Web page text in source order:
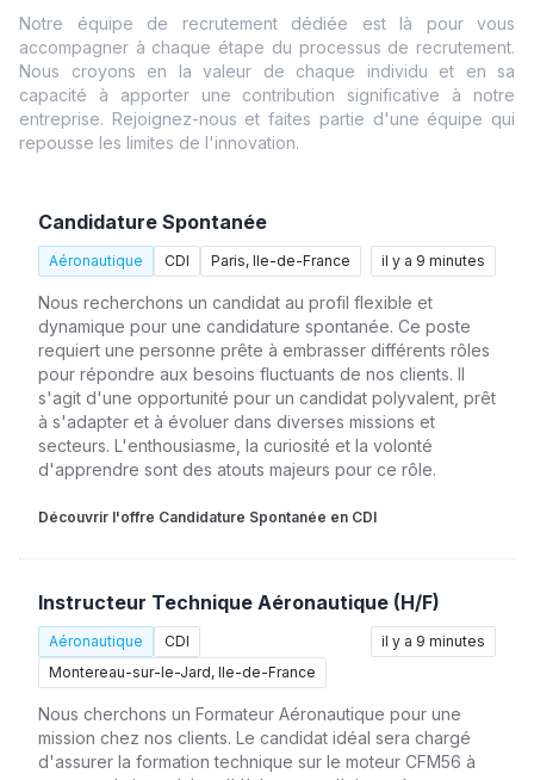
Notre équipe de recrutement dédiée est là pour vous
accompagner à chaque étape du processus de recrutement.
Nous croyons en la valeur de chaque individu et en sa
capacité à apporter une contribution significative à notre
entreprise. Rejoignez-nous et faites partie d'une équipe qui
repousse les limites de l'innovation.
Candidature Spontanée
Aéronautique CDI Paris, Ile-de-France il y a 9 minutes
Nous recherchons un candidat au profil flexible et
dynamique pour une candidature spontanée. Ce poste
requiert une personne prête à embrasser différents rôles
pour répondre aux besoins fluctuants de nos clients. Il
s'agit d'une opportunité pour un candidat polyvalent, prêt
à s'adapter et à évoluer dans diverses missions et
secteurs. L'enthousiasme, la curiosité et la volonté
d'apprendre sont des atouts majeurs pour ce rôle.
Découvrir l'offre Candidature Spontanée en CDI
Instructeur Technique Aéronautique (H/F)
Aéronautique
CDI
Montereau-sur-le-Jard, Ile-de-France
il y a 9 minutes
Nous cherchons un Formateur Aéronautique pour une
mission chez nos clients. Le candidat idéal sera chargé
d'assurer la formation technique sur le moteur CFM56 à